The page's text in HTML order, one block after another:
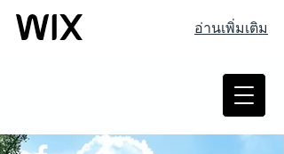
อ่านเพิ่มเติม